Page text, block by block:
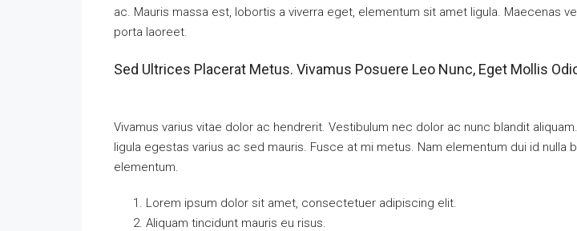
ac. Mauris massa est, lobortis a viverra eget, elementum sit amet ligula. Maecenas
porta laoreet.
Sed Ultrices Placerat Metus. Vivamus Posuere Leo Nunc, Eget Mollis
Vivamus varius vitae dolor ac hendrerit. Vestibulum nec dolor ac nunc blandit
ligula egestas varius ac sed mauris. Fusce at mi metus. Nam elementum dui id nulla
elementum.
Lorem ipsum dolor sit amet, consectetuer adipiscing elit.
Aliquam tincidunt mauris eu risus.